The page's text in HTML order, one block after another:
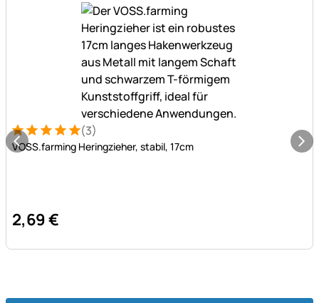
Bewertung: 5 von 5 (3 Bewertungen)
3 Bewertungen
(3)
VOSS.farming Heringzieher, stabil, 17cm
2,69€